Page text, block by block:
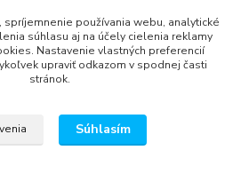
Pridať do košíka
strana z 1
spríjemnenie používania webu, analytické
súhlasu aj na účely cielenia reklamy
Nastavenie vlastných preferencií
upraviť odkazom v spodnej časti
stránok.
Súhlasím